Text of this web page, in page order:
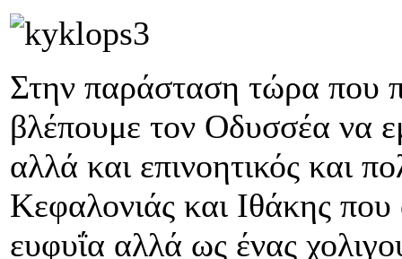
Στην παράσταση τώρα που
βλέπουμε τον Οδυσσέα να
αλλά και επινοητικός και
Κεφαλονιάς και Ιθάκης
ευφυΐα αλλά ως ένας